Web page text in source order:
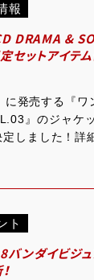
ONAIR
MOVIE
SPECIAL
報
DRAMA &
セットアイテ
発売する『ワ
』のジャケ
しました！詳
ト
バンダイビジ